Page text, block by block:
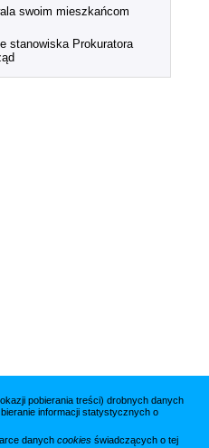
pobierania treści) drobnych danych
informacji statystycznych o
danych cookies świadczących o tej
swoim mieszkańcom
stanowiska Prokuratora